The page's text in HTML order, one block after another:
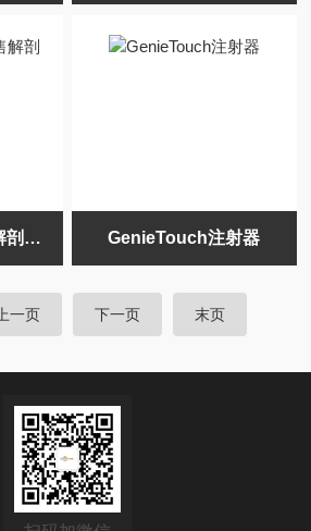
KENT器械包 销售解剖器械 GenieTouch注射器
上一页 下一页 末页